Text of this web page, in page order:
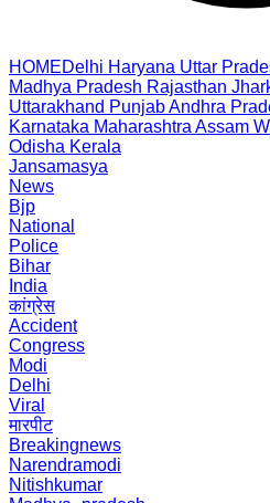
HOMEDelhi Haryana Uttar
Madhya Pradesh Rajasthan
Uttarakhand PunjabAndhra
Karnataka Maharashtra Assam
Odisha Kerala
Jansamasya
News
Bjp
National
Police
Bihar
India
कांग्रेस
Accident
Congress
Modi
Delhi
Viral
मारपीट
Breakingnews
Narendramodi
Nitishkumar